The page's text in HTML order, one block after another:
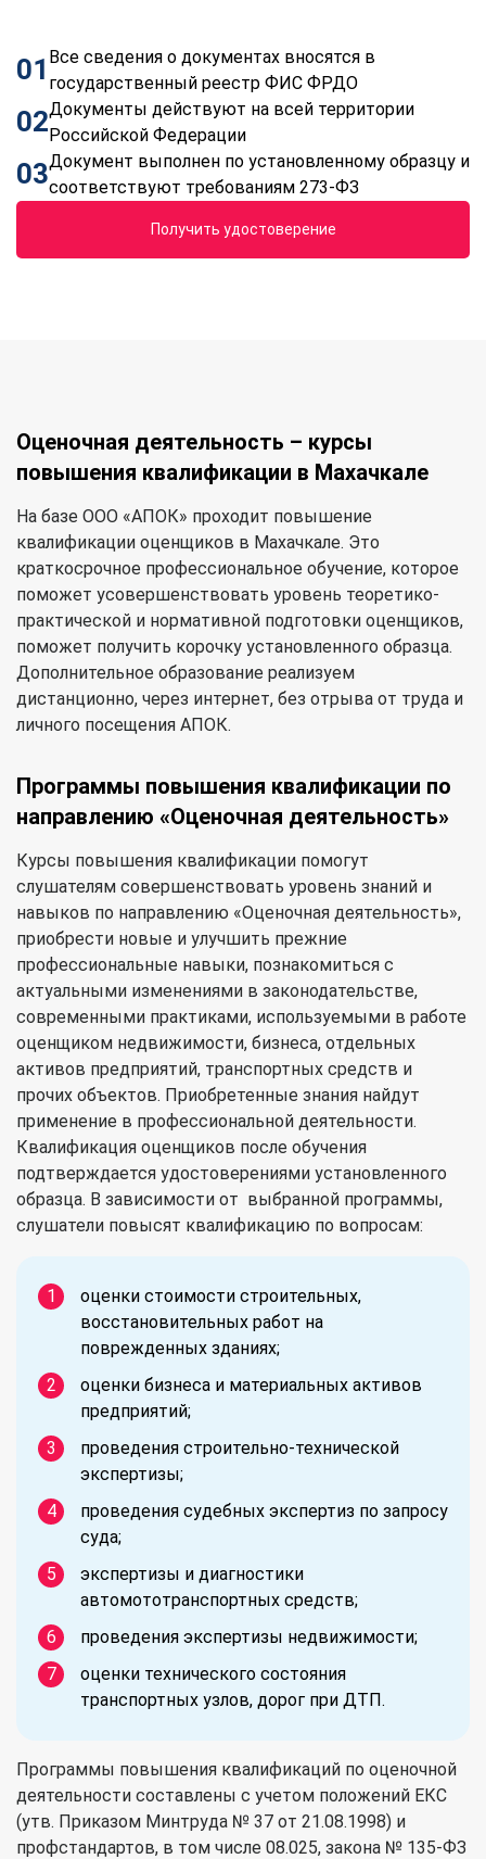
01 Все сведения о документах вносятся в
государственный реестр ФИС ФРДО
02Документы действуют на всей территории
Российской Федерации
03Документ выполнен по установленному образцу и
соответствуют требованиям 273-ФЗ
Получить удостоверение
Оценочная деятельность – курсы
повышения квалификации в Махачкале
На базе ООО «АПОК» проходит повышение
квалификации оценщиков в Махачкале. Это
краткосрочное профессиональное обучение, которое
поможет усовершенствовать уровень теоретико-
практической и нормативной подготовки оценщиков,
поможет получить корочку установленного образца.
Дополнительное образование реализуем
дистанционно, через интернет, без отрыва от труда и
личного посещения АПОК.
Программы повышения квалификации по
направлению «Оценочная деятельность»
Курсы повышения квалификации помогут
слушателям совершенствовать уровень знаний и
навыков по направлению «Оценочная деятельность»,
приобрести новые и улучшить прежние
профессиональные навыки, познакомиться с
актуальными изменениями в законодательстве,
современными практиками, используемыми в работе
оценщиком недвижимости, бизнеса, отдельных
активов предприятий, транспортных средств и
прочих объектов. Приобретенные знания найдут
применение в профессиональной деятельности.
Квалификация оценщиков после обучения
подтверждается удостоверениями установленного
образца. В зависимости от выбранной программы,
слушатели повысят квалификацию по вопросам:
оценки стоимости строительных,
восстановительных работ на
поврежденных зданиях;
оценки бизнеса и материальных активов
предприятий;
проведения строительно-технической
экспертизы;
проведения судебных экспертиз по запросу
суда;
экспертизы и диагностики
автомототранспортных средств;
проведения экспертизы недвижимости;
оценки технического состояния
транспортных узлов, дорог при ДТП.
Программы повышения квалификаций по оценочной
деятельности составлены с учетом положений ЕКС
(утв. Приказом Минтруда № 37 от 21.08.1998) и
профстандартов, в том числе 08.025, закона № 135-ФЗ